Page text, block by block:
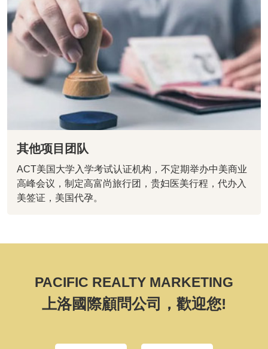
其他项目团队
ACT美国大学入学考试认证机构，不定期举办中美商业
高峰会议，制定高富尚旅行团，贵妇医美行程，代办入
美签证，美国代孕。
PACIFIC REALTY MARKETING
上洛國際顧問公司，歡迎您!